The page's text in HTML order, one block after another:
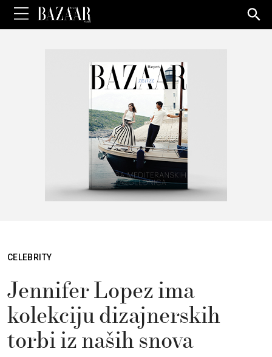
for:
CELEBRITY
Jennifer Lopez ima
kolekciju dizajnerskih
torbi iz naših snova